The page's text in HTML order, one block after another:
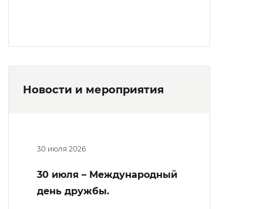
Новости и мероприятия
30 июля 2026
30 июля – Международный
день дружбы.